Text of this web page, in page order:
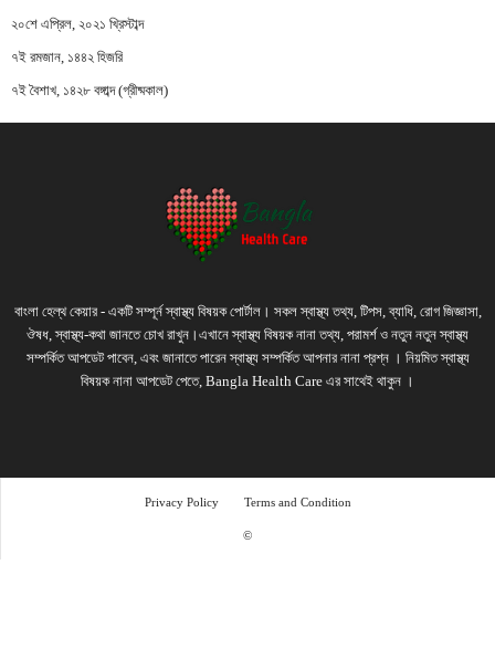
২০শে এপ্রিল, ২০২১ খ্রিস্টাব্দ
৭ই রমজান, ১৪৪২ হিজরি
৭ই বৈশাখ, ১৪২৮ বঙ্গাব্দ (গ্রীষ্মকাল)
বাংলা হেল্থ কেয়ার - একটি সম্পূর্ন স্বাস্থ্য বিষয়ক পোর্টাল। সকল স্বাস্থ্য তথ্য, টিপস, ব্যাধি, রোগ জিজ্ঞাসা,
ঔষধ, স্বাস্থ্য-কথা জানতে চোখ রাখুন।এখানে স্বাস্থ্য বিষয়ক নানা তথ্য, পরামর্শ ও নতুন নতুন স্বাস্থ্য
সম্পর্কিত আপডেট পাবেন, এবং জানাতে পারেন স্বাস্থ্য সম্পর্কিত আপনার নানা প্রশ্ন । নিয়মিত স্বাস্থ্য
বিষয়ক নানা আপডেট পেতে, Bangla Health Care এর সাথেই থাকুন ।
Privacy Policy Terms and Condition
©